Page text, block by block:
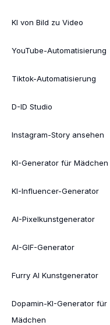
KI von Bild zu Video
YouTube-Automatisierung
Tiktok-Automatisierung
D-ID Studio
Instagram-Story ansehen
KI-Generator für Mädchen
KI-Influencer-Generator
AI-Pixelkunstgenerator
AI-GIF-Generator
Furry AI Kunstgenerator
Dopamin-KI-Generator für
Mädchen